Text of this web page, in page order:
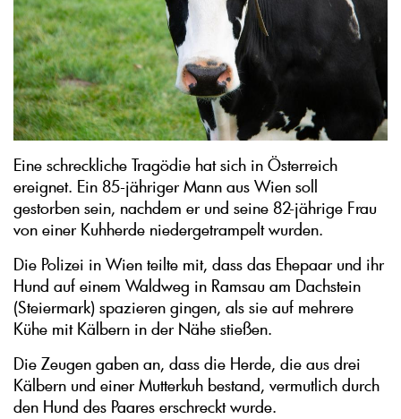
Eine schreckliche Tragödie hat sich in Österreich
ereignet. Ein 85-jähriger Mann aus Wien soll
gestorben sein, nachdem er und seine 82-jährige Frau
von einer Kuhherde niedergetrampelt wurden.
Die Polizei in Wien teilte mit, dass das Ehepaar und ihr
Hund auf einem Waldweg in Ramsau am Dachstein
(Steiermark) spazieren gingen, als sie auf mehrere
Kühe mit Kälbern in der Nähe stießen.
Die Zeugen gaben an, dass die Herde, die aus drei
Kälbern und einer Mutterkuh bestand, vermutlich durch
den Hund des Paares erschreckt wurde.